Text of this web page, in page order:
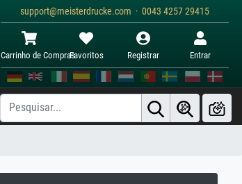
support@meisterdrucke.com · 0043 4257 29415
Carrinho de ComprasFavoritos Registrar Entrar